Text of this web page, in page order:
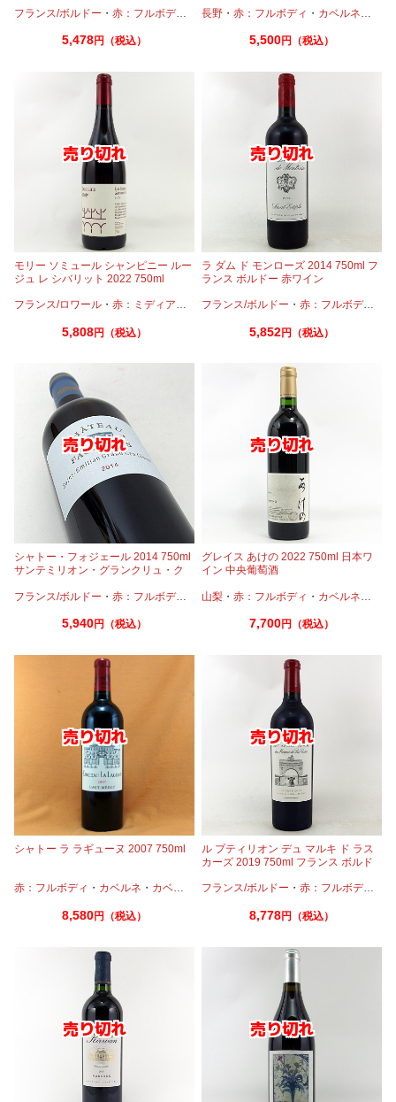
フランス/ボルドー ・ 赤：フルボディ カベルネ・ カベルネフラン・プティヴェ
5,478円（税込）
長野 ・赤：フルボディ ・ カベルネ
5,500円（税込）
モリー ソミュール シャンピニー ルー
ジュ レ シバリット 2022 750ml
フランス/ロワール ・ 赤：ミディアムボディ ・カベルネフラン
5,808円（税込）
ラ ダム ド モンローズ 2014 750ml フ
ランス ボルドー 赤ワイン
フランス/ボルドー ・赤：フルボディ
5,852円（税込）
シャトー・フォジェール 2014 750ml
サンテミリオン・グランクリュ・ク
フランス/ボルドー ・ 赤：フルボディ カベルネフラン・メルロー
5,940円（税込）
グレイス あけの 2022 750ml 日本ワ
イン 中央葡萄酒
山梨 ・赤：フルボディ ・ カベルネ
7,700円（税込）
シャトー ラ ラギューヌ 2007 750ml
赤：フルボディ ・ カベルネ ・ カベルネフラン ・メルロー
8,580円（税込）
ル プティリオン デュ マルキ ド ラス
カーズ 2019 750ml フランス ボルド
フランス/ボルドー ・赤：フルボディ
8,778円（税込）